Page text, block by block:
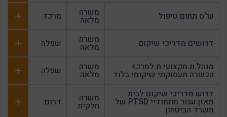
עו"ס תחום טיפול משרה
מלאה מרכז
דרושים מדריכי שיקום משרה
מלאה
שפלה
מנהל.ת מקצועי.ת למרכז
הכשרה תעסוקתי שיקומי בלוד
משרה
מלאה
שפלה
דרוש מדריכי שיקום לבית
מאזן עבור מתמודיי PTSD של
משרד הביטחון
משרה
חלקית דרום